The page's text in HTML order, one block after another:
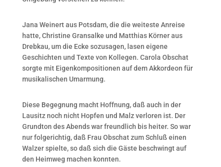
Jana Weinert aus Potsdam, die die weiteste Anreise
hatte, Christine Gransalke und Matthias Körner aus
Drebkau, um die Ecke sozusagen, lasen eigene
Geschichten und Texte von Kollegen. Carola Obschat
sorgte mit Eigenkompositionen auf dem Akkordeon für
musikalischen Umarmung.
Diese Begegnung macht Hoffnung, daß auch in der
Lausitz noch nicht Hopfen und Malz verloren ist. Der
Grundton des Abends war freundlich bis heiter. So war
nur folgerichtig, daß Frau Obschat zum Schluß einen
Walzer spielte, so daß sich die Gäste beschwingt auf
den Heimweg machen konnten.